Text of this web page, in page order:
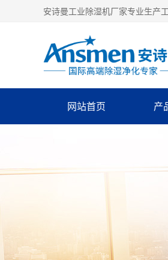
安诗曼工业除湿机厂家专业生产
网站首页 产